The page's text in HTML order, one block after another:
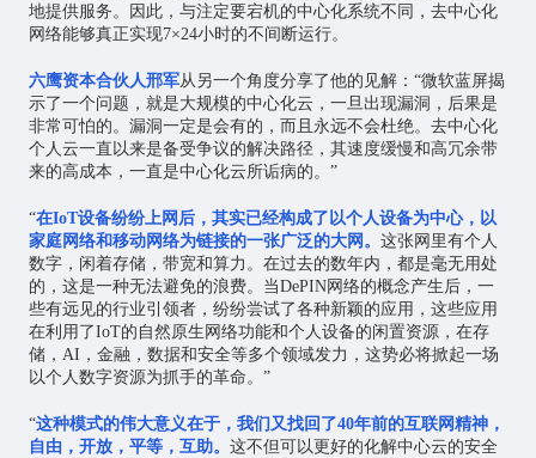
地提供服务。因此，与注定要宕机的中心化系统不同，去中心化
网络能够真正实现7×24小时的不间断运行。
六鹰资本合伙人邢军从另一个角度分享了他的见解：“微软蓝屏揭
示了一个问题，就是大规模的中心化云，一旦出现漏洞，后果是
非常可怕的。漏洞一定是会有的，而且永远不会杜绝。去中心化
个人云一直以来是备受争议的解决路径，其速度缓慢和高冗余带
来的高成本，一直是中心化云所诟病的。”
“在IoT设备纷纷上网后，其实已经构成了以个人设备为中心，以
家庭网络和移动网络为链接的一张广泛的大网。 这张网里有个人
数字，闲着存储，带宽和算力。在过去的数年内，都是毫无用处
的，这是一种无法避免的浪费。当DePIN网络的概念产生后，一
些有远见的行业引领者，纷纷尝试了各种新颖的应用，这些应用
在利用了IoT的自然原生网络功能和个人设备的闲置资源，在存
储，AI，金融，数据和安全等多个领域发力，这势必将掀起一场
以个人数字资源为抓手的革命。”
“这种模式的伟大意义在于，我们又找回了40年前的互联网精神，
自由，开放，平等，互助。 这不但可以更好的化解中心云的安全